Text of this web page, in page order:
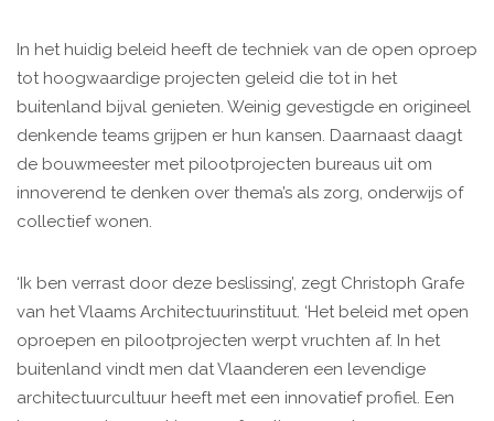
In het huidig beleid heeft de techniek van de open oproep
tot hoogwaardige projecten geleid die tot in het
buitenland bijval genieten. Weinig gevestigde en origineel
denkende teams grijpen er hun kansen. Daarnaast daagt
de bouwmeester met pilootprojecten bureaus uit om
innoverend te denken over thema’s als zorg, onderwijs of
collectief wonen.
‘Ik ben verrast door deze beslissing’, zegt Christoph Grafe
van het Vlaams Architectuurinstituut. ‘Het beleid met open
oproepen en pilootprojecten werpt vruchten af. In het
buitenland vindt men dat Vlaanderen een levendige
architectuurcultuur heeft met een innovatief profiel. Een